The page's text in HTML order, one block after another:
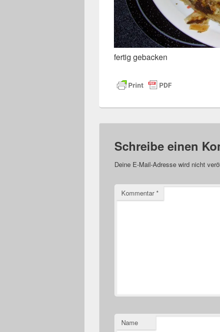
fertig gebacken
Schreibe einen
Deine E-Mail-Adresse wird nicht
Kommentar*
Name